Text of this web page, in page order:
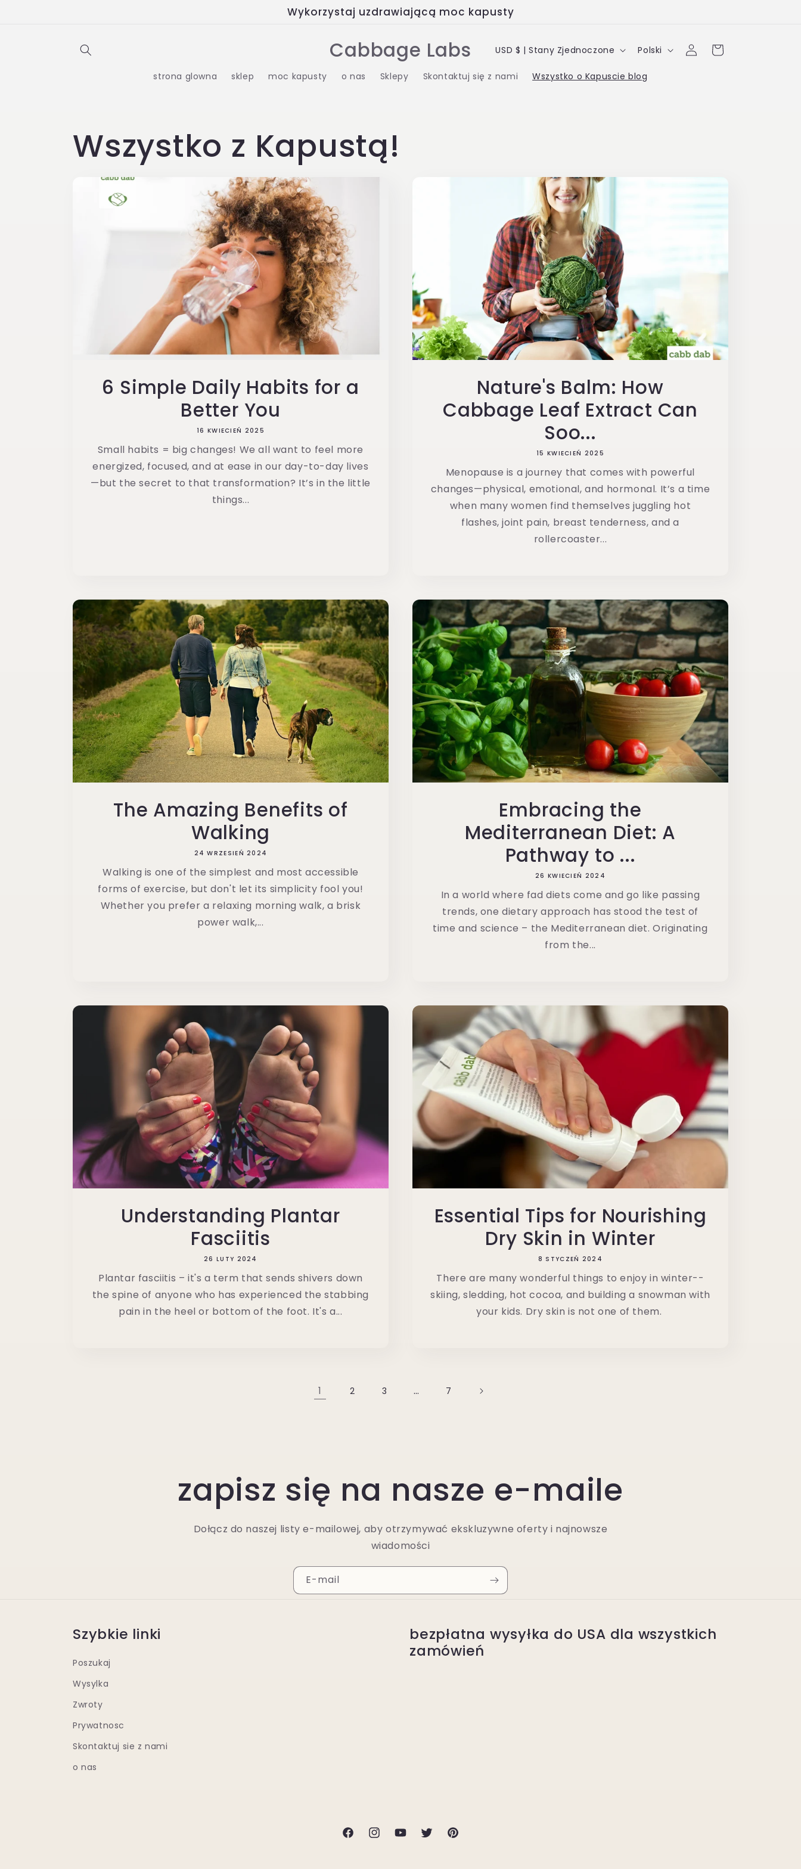
Wykorzystaj uzdrawiającą moc kapusty
Cabbage Labs
strona glowna sklep moc kapusty o nas Sklepy Skontaktuj się z nami Wszystko o Kapuscie blog
K
r
o
n
USD $ | Stany Zjednoczone
J
ę
Polski
Zaloguj
się
Koszyk
Wszystko z Kapustą!
6 Simple Daily Habits for a
Better You
16 KWIECIEŃ 2025
Small habits = big changes! We all want to feel more
energized, focused, and at ease in our day-to-day lives
—but the secret to that transformation? It’s in the little
things...
Nature's Balm: How
Cabbage Leaf Extract Can
Soo...
15 KWIECIEŃ 2025
Menopause is a journey that comes with powerful
changes—physical, emotional, and hormonal. It’s a time
when many women find themselves juggling hot
flashes, joint pain, breast tenderness, and a
rollercoaster...
The Amazing Benefits of
Walking
24 WRZESIEŃ 2024
Walking is one of the simplest and most accessible
forms of exercise, but don't let its simplicity fool you!
Whether you prefer a relaxing morning walk, a brisk
power walk,...
Embracing the
Mediterranean Diet: A
Pathway to ...
26 KWIECIEŃ 2024
In a world where fad diets come and go like passing
trends, one dietary approach has stood the test of
time and science – the Mediterranean diet. Originating
from the...
Understanding Plantar
Fasciitis
26 LUTY 2024
Plantar fasciitis – it's a term that sends shivers down
the spine of anyone who has experienced the stabbing
pain in the heel or bottom of the foot. It's a...
Essential Tips for Nourishing
Dry Skin in Winter
8 STYCZEŃ 2024
There are many wonderful things to enjoy in winter--
skiing, sledding, hot cocoa, and building a snowman with
your kids. Dry skin is not one of them.
1 2 3 … 7
zapisz się na nasze e-maile
Dołącz do naszej listy e-mailowej, aby otrzymywać ekskluzywne oferty i najnowsze
wiadomości
E-mail
Szybkie linki
Poszukaj
Wysylka
Zwroty
Prywatnosc
Skontaktuj sie z nami
o nas
bezpłatna wysyłka do USA dla wszystkich
zamówień
FacebookInstagramYoutubeTwitterPinterest